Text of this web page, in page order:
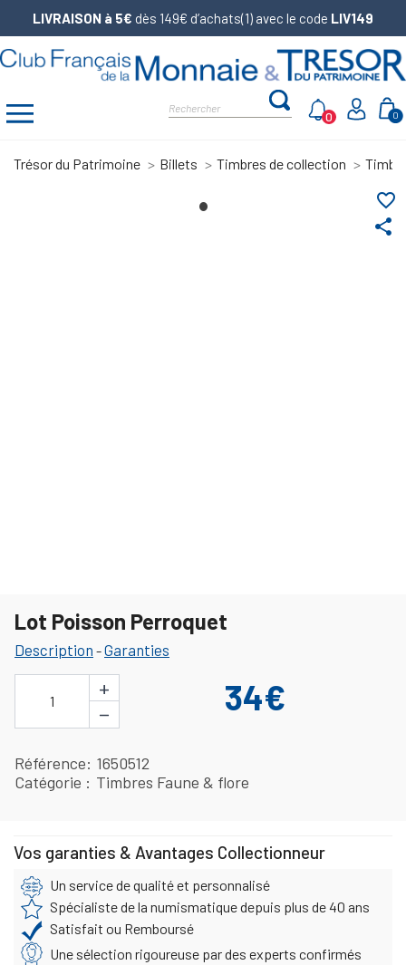
LIVRAISON à 5€ dès 149€ d’achats(1) avec le code LIV149
0
0
Trésor du Patrimoine Billets Timbres de collection
share
favorite_border
Lot Poisson Perroquet
Description -Garanties
1
+
−
34€
Référence 1650512
Catégorie
Timbres Faune & flore
Vos garanties & Avantages Collectionneur
Un service de qualité et personnalisé
Spécialiste de la numismatique depuis plus de 40 ans
Satisfait ou Remboursé
Une sélection rigoureuse par des experts confirmés